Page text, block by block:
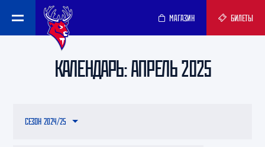
МАГАЗИН БИЛЕТЫ
КАЛЕНДАРЬ: АПРЕЛЬ 2025
СЕЗОН 2024/25